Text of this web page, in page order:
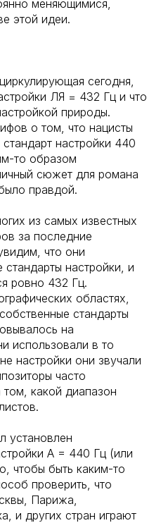
меняющимися,
этой идеи.
сегодня,
ЛЯ = 432 Гц и что
природы.
о том, что нацисты
настройки 440
то образом
сюжет для романа
правдой.
из самых известных
за последние
что они
настройки, и
ровно 432 Гц.
областях,
стандарты
на
использовали в то
настройки они звучали
часто
какой диапазон
установлен
A = 440 Гц (или
чтобы быть каким-то
проверить, что
Парижа,
и других стран играют